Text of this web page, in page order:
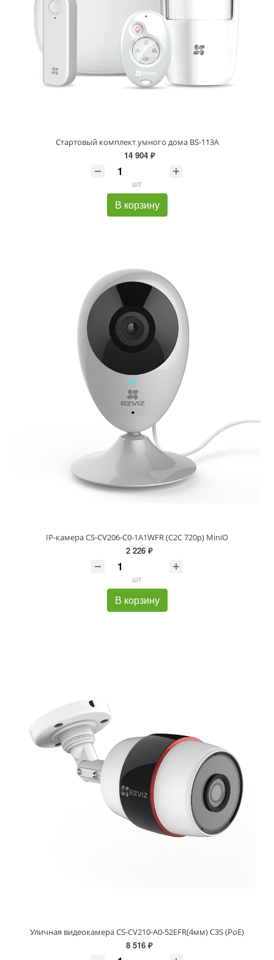
Стартовый комплект умного дома BS-113A
14 904 ₽
шт
В корзину
IP-камера CS-CV206-C0-1A1WFR (С2С 720р) MiniO
2 226 ₽
шт
В корзину
Уличная видеокамера CS-CV210-A0-52EFR(4мм) C3S (PoE)
8 516 ₽